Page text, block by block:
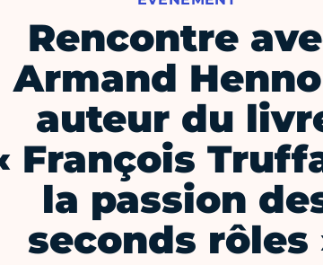
Rencontre
Armand
auteur du
François
la passion
seconds rôles